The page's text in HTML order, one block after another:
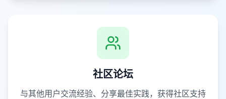
社区论坛
与其他用户交流经验、分享最佳实践，获得社区支持